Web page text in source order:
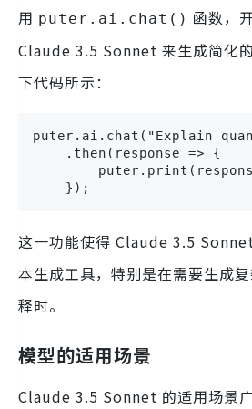
用 puter.ai.chat() 函数，
Claude 3.5 Sonnet 来生成简化
下代码所示：
puter.ai.chat("Explain
    .then(response => {
    });
这一功能使得 Claude 3.5
本生成工具，特别是在需要生成
释时。
模型的适用场景
Claude 3.5 Sonnet 的适用场景